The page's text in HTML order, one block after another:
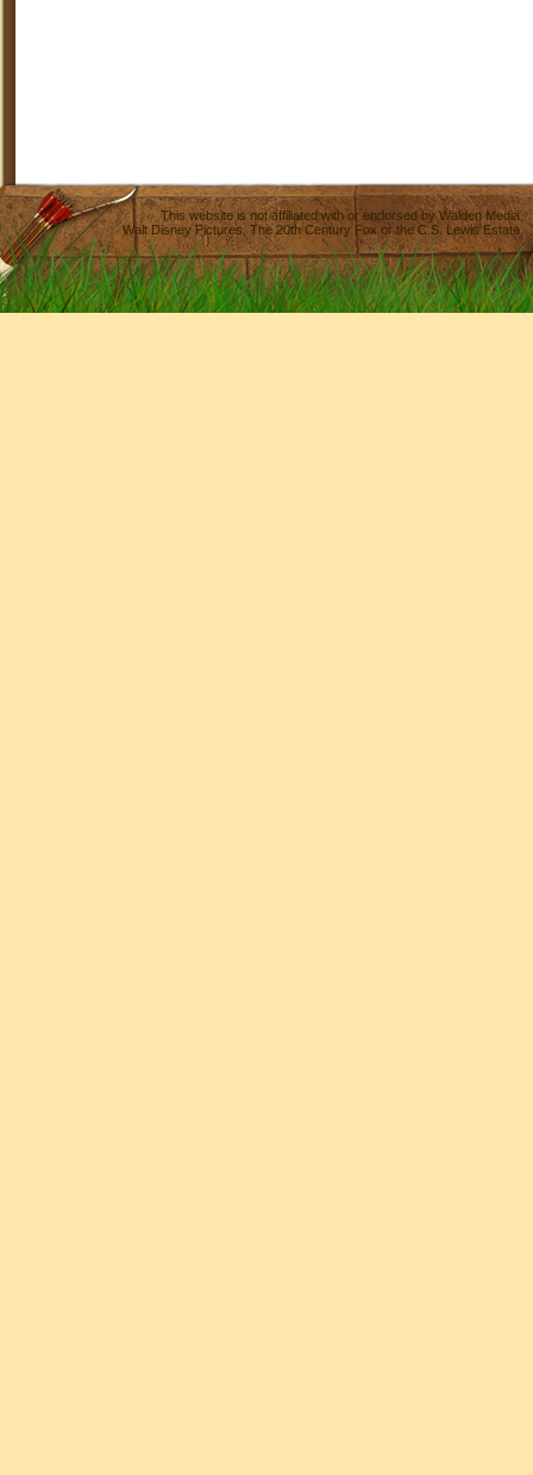
This website is not affiliated with or endorsed byWalden Media
Walt Disney Pictures,The 20th Century Fox or the C.S. Lewis Estate.